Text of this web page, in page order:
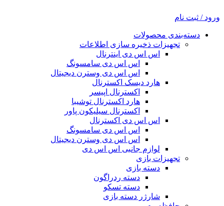
ورود / ثبت نام
دسته‌بندی محصولات
تجهیزات ذخیره سازی اطلاعات
اس اس دی اینترنال
اس اس دی سامسونگ
اس اس دی وسترن دیجیتال
هارد دیسک اکسترنال
اکسترنال اپیسر
هارد اکسترنال توشیبا
اکسترنال سیلیکون پاور
اس اس دی اکسترنال
اس اس دی سامسونگ
اس اس دی وسترن دیجیتال
لوازم جانبی اس اس دی
تجهیزات بازی
دسته بازی
دسته ردراگون
دسته تسکو
شارژر دسته بازی